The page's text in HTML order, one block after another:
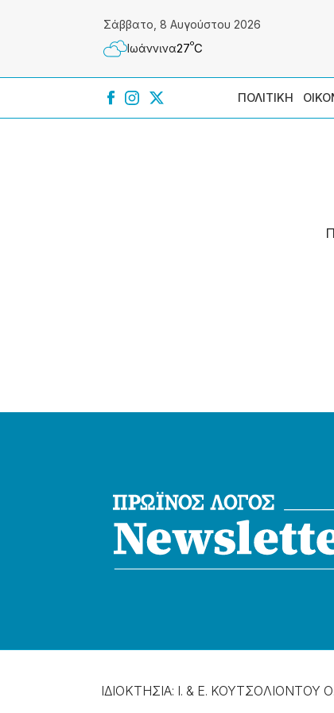
Σάββατο, 8 Αυγούστου 2026
Ιωάννɩνα27ºC
ΠΟΛΙΤΙΚΗ
ΙΔΙΟΚΤΗΣΙΑ: Ι. & Ε. ΚΟΥΤΣΟΛΙΟΝΤΟΥ